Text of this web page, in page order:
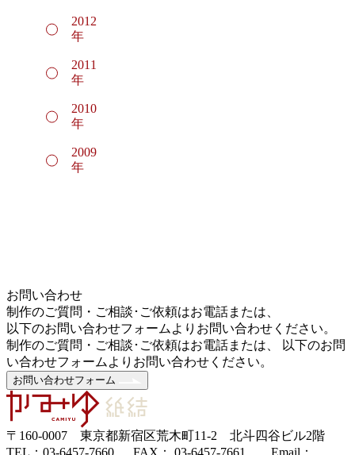
2012
年
2011
年
2010
年
2009
年
お問い合わせ
制作のご質問・ご相談･ご依頼はお電話または、
以下のお問い合わせフォームよりお問い合わせください。
制作のご質問・ご相談･ご依頼はお電話または、 以下のお問
い合わせフォームよりお問い合わせください。
お問い合わせフォーム
〒160-0007 東京都新宿区荒木町11-2 北斗四谷ビル2階
TEL：03-6457-7660 FAX： 03-6457-7661 Email：